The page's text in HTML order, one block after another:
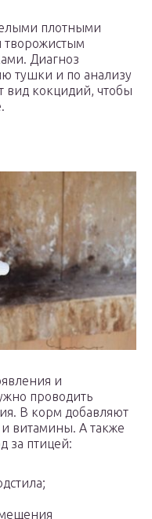
плотными
творожистым
Диагноз
тушки и по анализу
вид кокцидий, чтобы
и
проводить
В корм добавляют
витамины. А также
за птицей: